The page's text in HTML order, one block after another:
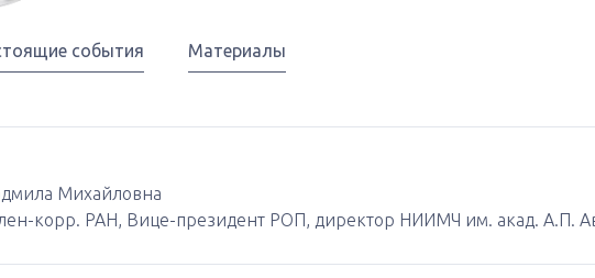
события Материалы
Михайловна
корр. РАН, Вице-президент РОП, директор НИИМЧ им. акад. А.П.